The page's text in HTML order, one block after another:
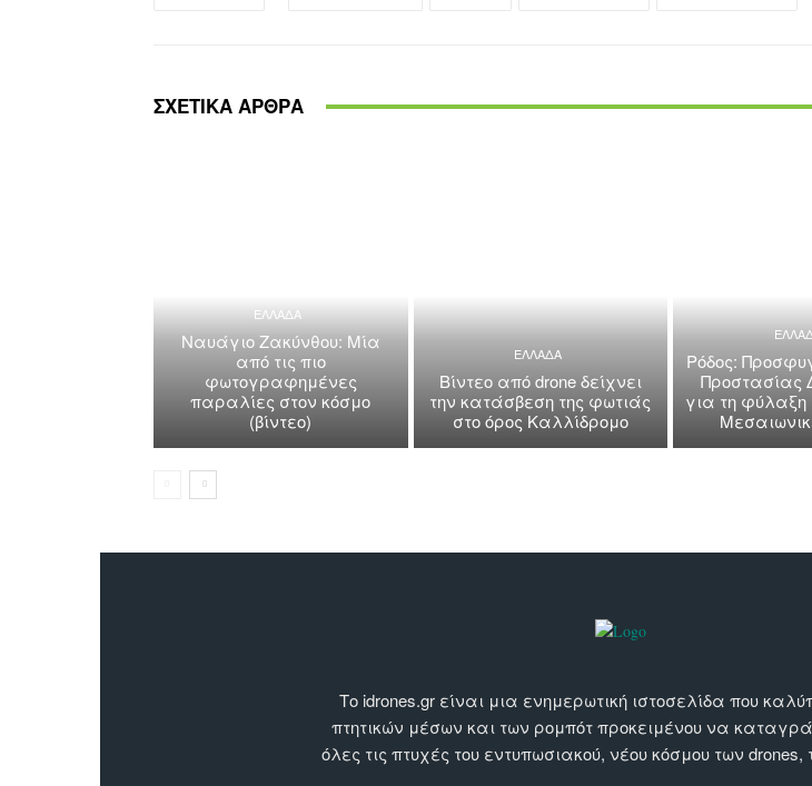
ΣΧΕΤΙΚΑ ΑΡΘΡΑ
ΕΛΛΑΔΑ
Ναυάγιο Ζακύνθου: Μία
από τις πιο
φωτογραφημένες
παραλίες στον κόσμο
(βίντεο)
ΕΛΛΑΔΑ
Βίντεο από drone δείχνει
την κατάσβεση της φωτιάς
στο όρος Καλλίδρομο
Ρόδος:
Προστασίας
για τη φύλαξη
Το idrones.gr είναι μια ενημερωτική ιστοσελίδα που
πτητικών μέσων και των ρομπότ προκειμένου να
όλες τις πτυχές του εντυπωσιακού, νέου κόσμου των drones,